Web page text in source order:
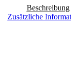
Beschreibung
Zusätzliche